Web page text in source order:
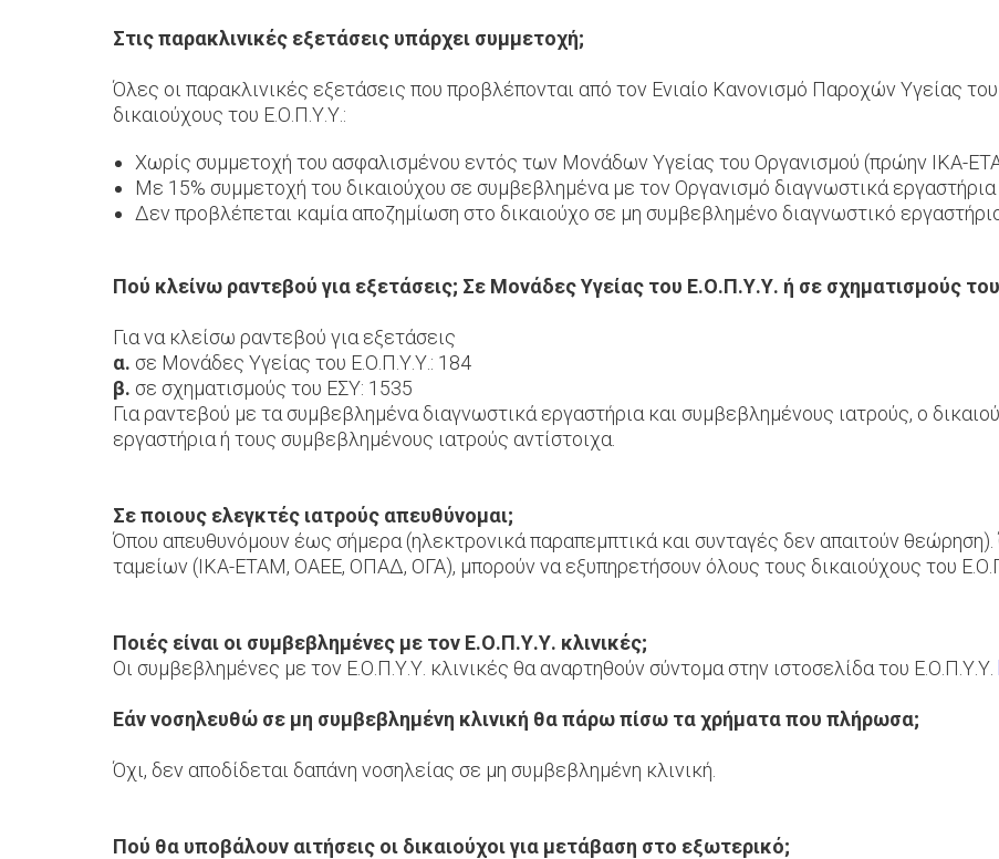
Στις παρακλινικές εξετάσεις υπάρχει συμμετοχή;
Όλες οι παρακλινικές εξετάσεις που προβλέπονται από τον Ενιαίο Κανονισμό Παροχών Υγείας
δικαιούχους του Ε.Ο.Π.Υ.Υ.:
Χωρίς συμμετοχή του ασφαλισμένου εντός των Μονάδων Υγείας του Οργανισμού (πρώην ΙΚΑ-
Με 15% συμμετοχή του δικαιούχου σε συμβεβλημένα με τον Οργανισμό διαγνωστικά εργαστήρια
Δεν προβλέπεται καμία αποζημίωση στο δικαιούχο σε μη συμβεβλημένο διαγνωστικό
Πού κλείνω ραντεβού για εξετάσεις; Σε Μονάδες Υγείας του Ε.Ο.Π.Υ.Υ. ή σε σχηματισμούς
Για να κλείσω ραντεβού για εξετάσεις
α. σε Μονάδες Υγείας του Ε.Ο.Π.Υ.Υ.: 184
β. σε σχηματισμούς του ΕΣΥ: 1535
Για ραντεβού με τα συμβεβλημένα διαγνωστικά εργαστήρια και συμβεβλημένους ιατρούς, ο
εργαστήρια ή τους συμβεβλημένους ιατρούς αντίστοιχα.
Σε ποιους ελεγκτές ιατρούς απευθύνομαι;
Όπου απευθυνόμουν έως σήμερα (ηλεκτρονικά παραπεμπτικά και συνταγές δεν απαιτούν
ταμείων (ΙΚΑ-ΕΤΑΜ, ΟΑΕΕ, ΟΠΑΔ, ΟΓΑ), μπορούν να εξυπηρετήσουν όλους τους δικαιούχους του
Ποιές είναι οι συμβεβλημένες με τον Ε.Ο.Π.Υ.Υ. κλινικές;
Οι συμβεβλημένες με τον Ε.Ο.Π.Υ.Υ. κλινικές θα αναρτηθούν σύντομα στην ιστοσελίδα του Ε.Ο.Π.Υ.Υ.
Εάν νοσηλευθώ σε μη συμβεβλημένη κλινική θα πάρω πίσω τα χρήματα που πλήρωσα;
Όχι, δεν αποδίδεται δαπάνη νοσηλείας σε μη συμβεβλημένη κλινική.
Πού θα υποβάλουν αιτήσεις οι δικαιούχοι για μετάβαση στο εξωτερικό;